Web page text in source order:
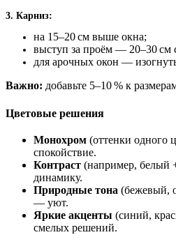
3. Карниз:
на 15–20 см выше окна;
выступ за проём — 20–30 см
для арочных окон —
Важно: добавьте 5–10 % к
Цветовые решения
Монохром (оттенки одного
спокойствие.
Контраст (например, белый
динамику.
Природные тона (бежевый,
— уют.
Яркие акценты (синий,
смелых решений.